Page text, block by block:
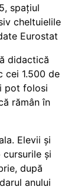
spațiul
cheltuielile
Eurostat
didactică
cei 1.500 de
pot folosi
rămân în
Elevii și
și
după
anului